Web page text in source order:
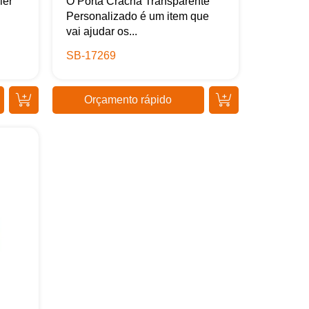
Personalizado é um item que
vai ajudar os...
SB-17269
Orçamento rápido